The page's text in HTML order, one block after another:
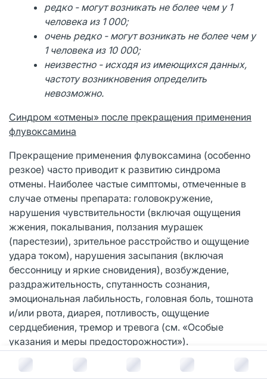
В корзину за
редко - могут возникать не более чем у 1
человека из 1 000;
очень редко - могут возникать не более чем у
1 человека из 10 000;
неизвестно - исходя из имеющихся данных,
частоту возникновения определить
невозможно.
Синдром «отмены» после прекращения применения
флувоксамина
Прекращение применения флувоксамина (особенно
резкое) часто приводит к развитию синдрома
отмены. Наиболее частые симптомы, отмеченные в
случае отмены препарата: головокружение,
нарушения чувствительности (включая ощущения
жжения, покалывания, ползания мурашек
(парестезии), зрительное расстройство и ощущение
удара током), нарушения засыпания (включая
бессонницу и яркие сновидения), возбуждение,
раздражительность, спутанность сознания,
эмоциональная лабильность, головная боль, тошнота
и/или рвота, диарея, потливость, ощущение
сердцебиения, тремор и тревога (см. «Особые
указания и меры предосторожности»).